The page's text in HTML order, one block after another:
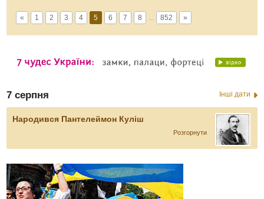
« 1 2 3 4 5 6 7 8 ... 852 »
7 серпня Інші дати
Народився Пантелеймон Куліш
Розгорнути